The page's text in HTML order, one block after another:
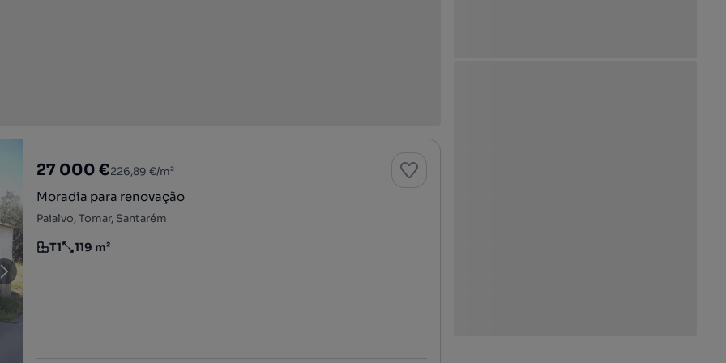
27 000 €226,89 €/m²
Moradia para renovação
Paialvo, Tomar, Santarém
Tipologia
T1
Preço por metro quadrado
119 m²